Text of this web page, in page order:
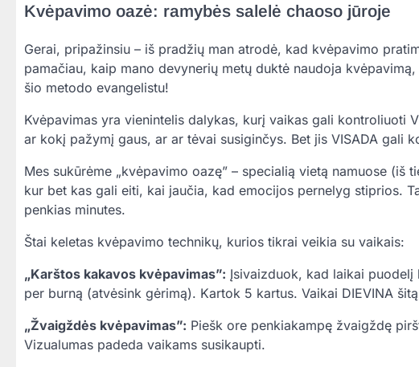
Kvėpavimo oazė: ramybės salelė chaoso jūroje
Gerai, pripažinsiu – iš pradžių man atrodė, kad kvėpavimo
pamačiau, kaip mano devynerių metų duktė naudoja
šio metodo evangelistu!
Kvėpavimas yra vienintelis dalykas, kurį vaikas gali kontroliuoti
ar kokį pažymį gaus, ar ar tėvai susiginčys. Bet jis VISADA gali
Mes sukūrėme „kvėpavimo oazę” – specialią vietą namuose
kur bet kas gali eiti, kai jaučia, kad emocijos pernelyg stiprios.
penkias minutes.
Štai keletas kvėpavimo technikų, kurios tikrai veikia su vaikais:
„Karštos kakavos kvėpavimas”: Įsivaizduok, kad laikai
per burną (atvėsink gėrimą). Kartok 5 kartus. Vaikai DIEVINA
„Žvaigždės kvėpavimas”: Piešk ore penkiakampę žvaigždę
Vizualumas padeda vaikams susikaupti.